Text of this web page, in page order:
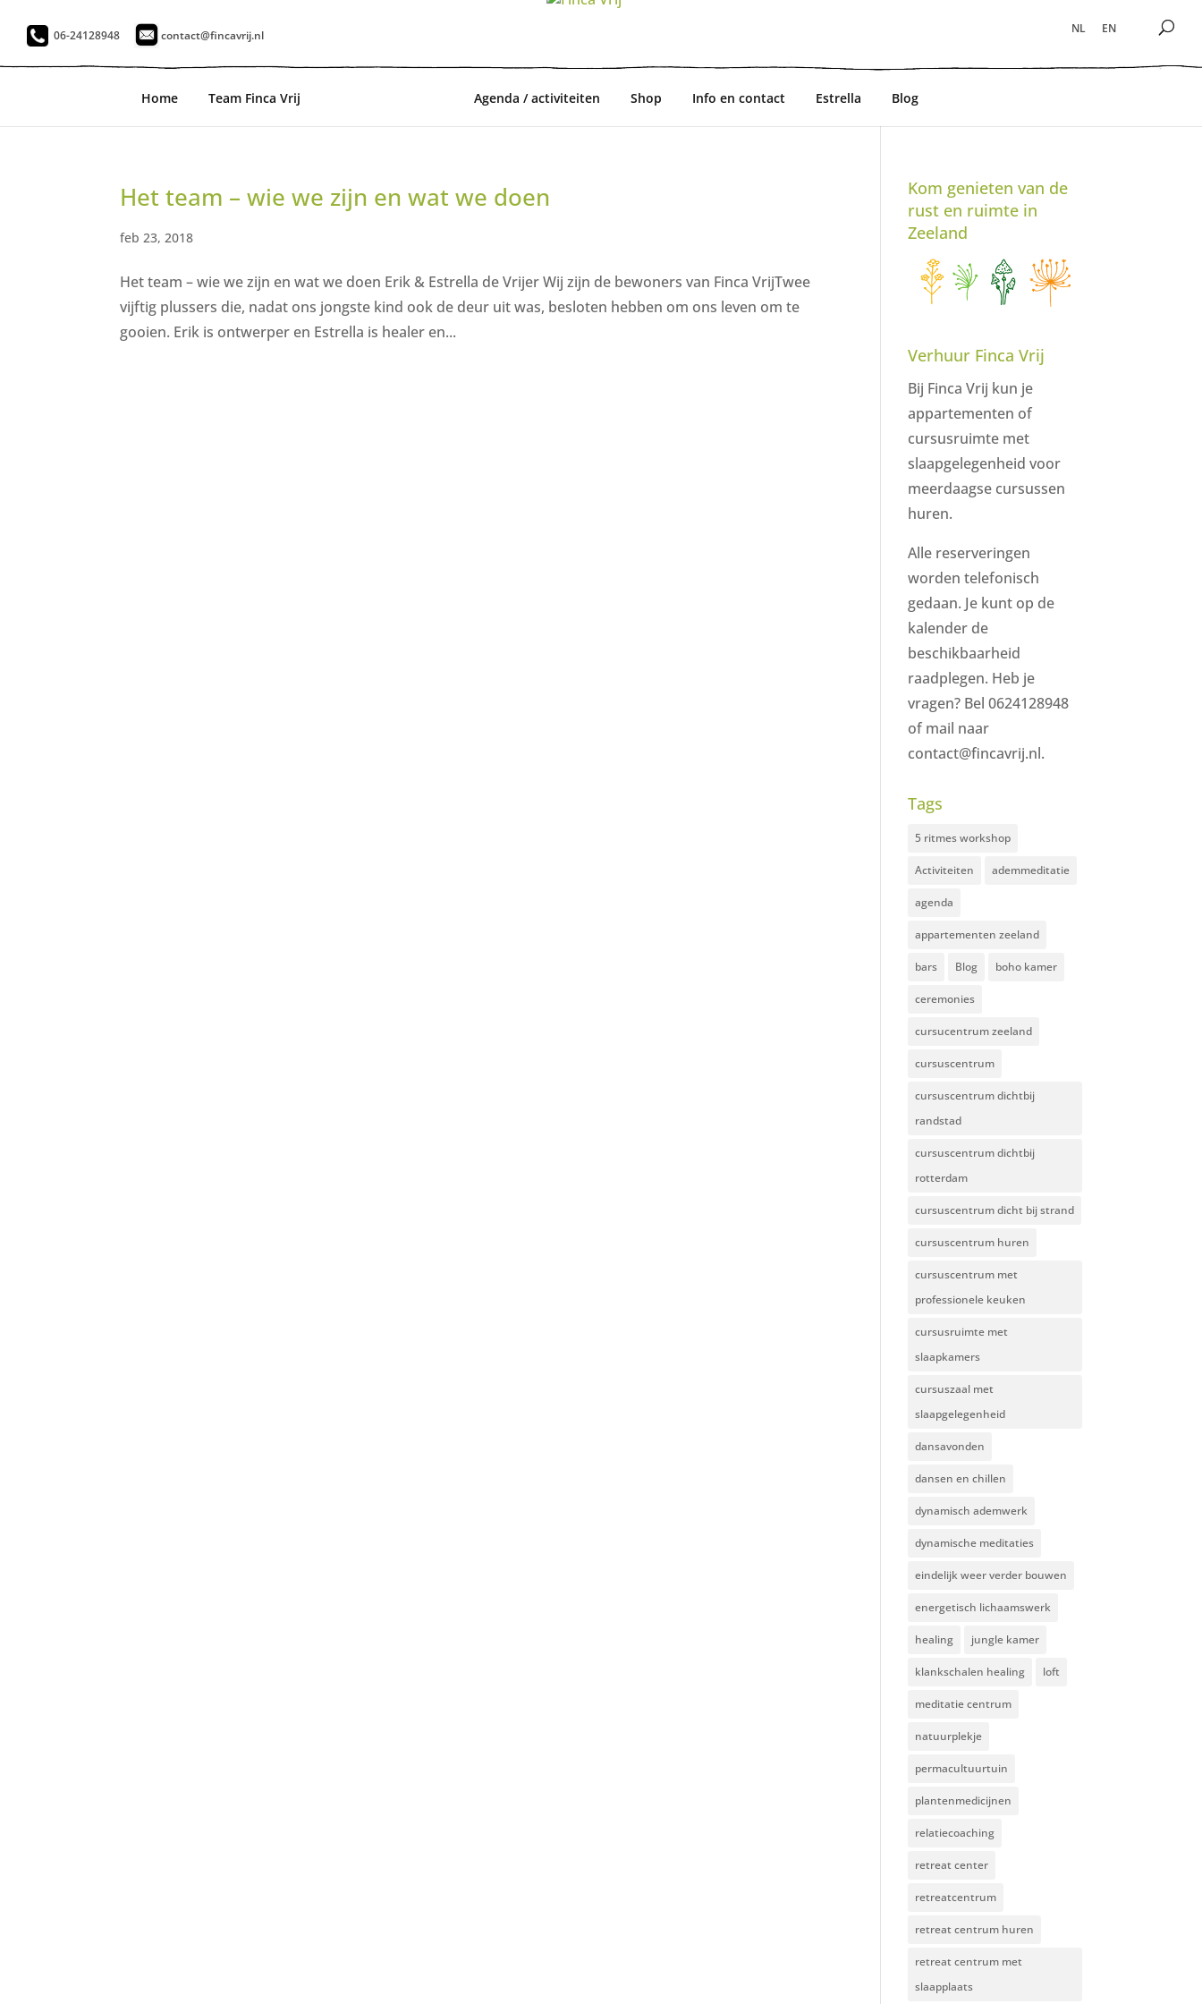
06-24128948 contact@fincavrij.nl NL EN
Home Team Finca Vrij Agenda / activiteiten Shop Info en contact Estrella Blog
Het team – wie we zijn en wat we doen
feb 23, 2018
Het team – wie we zijn en wat we doen Erik & Estrella de Vrijer Wij zijn de bewoners van Finca VrijTwee
vijftig plussers die, nadat ons jongste kind ook de deur uit was, besloten hebben om ons leven om te
gooien. Erik is ontwerper en Estrella is healer en...
Kom genieten van de
rust en ruimte in
Zeeland
Verhuur Finca Vrij
Bij Finca Vrij kun je
appartementen of
cursusruimte met
slaapgelegenheid voor
meerdaagse cursussen
huren.
Alle reserveringen
worden telefonisch
gedaan. Je kunt op de
kalender de
beschikbaarheid
raadplegen. Heb je
vragen? Bel 0624128948
of mail naar
contact@fincavrij.nl.
Tags
5 ritmes workshop
Activiteiten ademmeditatie
agenda
appartementen zeeland
bars Blog boho kamer
ceremonies
cursucentrum zeeland
cursuscentrum
cursuscentrum dichtbij
randstad
cursuscentrum dichtbij
rotterdam
cursuscentrum dicht bij strand
cursuscentrum huren
cursuscentrum met
professionele keuken
cursusruimte met
slaapkamers
cursuszaal met
slaapgelegenheid
dansavonden
dansen en chillen
dynamisch ademwerk
dynamische meditaties
eindelijk weer verder bouwen
energetisch lichaamswerk
healing jungle kamer
klankschalen healing loft
meditatie centrum
natuurplekje
permacultuurtuin
plantenmedicijnen
relatiecoaching
retreat center
retreatcentrum
retreat centrum huren
retreat centrum met
slaapplaats